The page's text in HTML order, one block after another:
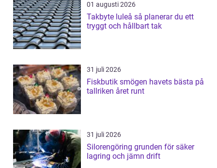
01 augusti 2026
Takbyte luleå så planerar du ett
tryggt och hållbart tak
31 juli 2026
Fiskbutik smögen havets bästa på
tallriken året runt
31 juli 2026
Silorengöring grunden för säker
lagring och jämn drift